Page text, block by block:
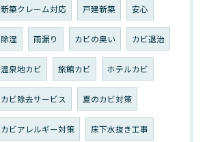
新築クレーム対応 戸建新築 安心
除湿 雨漏り カビの臭い カビ退治
温泉地カビ 旅館カビ ホテルカビ
カビ除去サービス 夏のカビ対策
カビアレルギー対策 床下水抜き工事